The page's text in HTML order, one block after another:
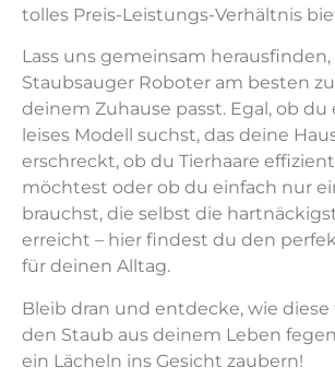
tolles Preis-Leistungs-Verhältnis
Lass uns gemeinsam
Staubsauger Roboter am besten
deinem Zuhause passt. Egal, ob du
leises Modell suchst, das deine
erschreckt, ob du Tierhaare
möchtest oder ob du einfach nur
brauchst, die selbst die
erreicht – hier findest du den
für deinen Alltag.
Bleib dran und entdecke, wie
den Staub aus deinem Leben
ein Lächeln ins Gesicht zaubern!